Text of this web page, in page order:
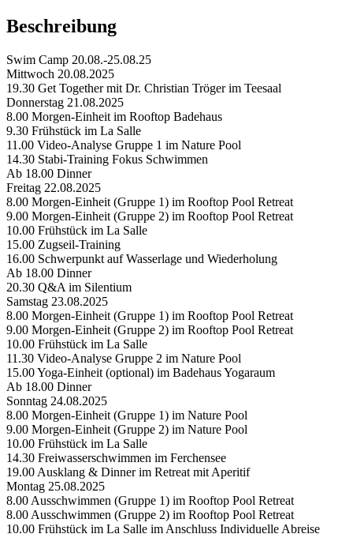
Beschreibung
Swim Camp 20.08.-25.08.25
Mittwoch 20.08.2025
19.30 Get Together mit Dr. Christian Tröger im Teesaal
Donnerstag 21.08.2025
8.00 Morgen-Einheit im Rooftop Badehaus
9.30 Frühstück im La Salle
11.00 Video-Analyse Gruppe 1 im Nature Pool
14.30 Stabi-Training Fokus Schwimmen
Ab 18.00 Dinner
Freitag 22.08.2025
8.00 Morgen-Einheit (Gruppe 1) im Rooftop Pool Retreat
9.00 Morgen-Einheit (Gruppe 2) im Rooftop Pool Retreat
10.00 Frühstück im La Salle
15.00 Zugseil-Training
16.00 Schwerpunkt auf Wasserlage und Wiederholung
Ab 18.00 Dinner
20.30 Q&A im Silentium
Samstag 23.08.2025
8.00 Morgen-Einheit (Gruppe 1) im Rooftop Pool Retreat
9.00 Morgen-Einheit (Gruppe 2) im Rooftop Pool Retreat
10.00 Frühstück im La Salle
11.30 Video-Analyse Gruppe 2 im Nature Pool
15.00 Yoga-Einheit (optional) im Badehaus Yogaraum
Ab 18.00 Dinner
Sonntag 24.08.2025
8.00 Morgen-Einheit (Gruppe 1) im Nature Pool
9.00 Morgen-Einheit (Gruppe 2) im Nature Pool
10.00 Frühstück im La Salle
14.30 Freiwasserschwimmen im Ferchensee
19.00 Ausklang & Dinner im Retreat mit Aperitif
Montag 25.08.2025
8.00 Ausschwimmen (Gruppe 1) im Rooftop Pool Retreat
8.00 Ausschwimmen (Gruppe 2) im Rooftop Pool Retreat
10.00 Frühstück im La Salle im Anschluss Individuelle Abreise